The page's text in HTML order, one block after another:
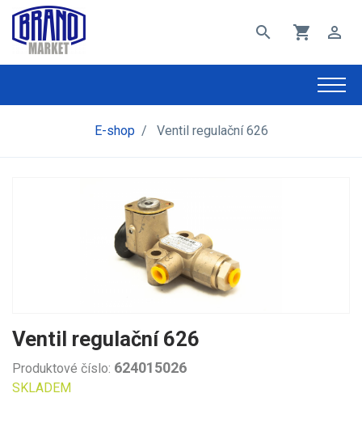
search shopping_cart perm_identity
E-shop / Ventil regulační 626
Ventil regulační 626
Produktové číslo: 624015026
SKLADEM